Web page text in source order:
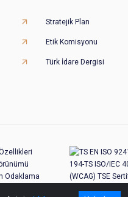
Stratejik Plan
Etik Komisyonu
Türk İdare Dergisi
Odaklama